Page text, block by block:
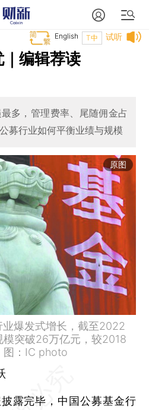
试听
T中
English
编辑荐读
多，管理费率、尾随佣金占
募行业如何平衡业绩与规模
原图
爆发式增长，截至2022
突破26万亿元，较2018
图：IC photo
完毕，中国公募基金行